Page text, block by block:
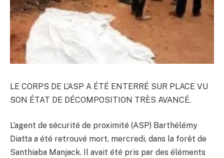
LE CORPS DE L’ASP A ÉTÉ ENTERRÉ SUR PLACE VU
SON ÉTAT DE DÉCOMPOSITION TRÈS AVANCÉ.
L’agent de sécurité de proximité (ASP) Barthélémy
Diatta a été retrouvé mort, mercredi, dans la forêt de
Santhiaba Manjack. Il avait été pris par des éléments